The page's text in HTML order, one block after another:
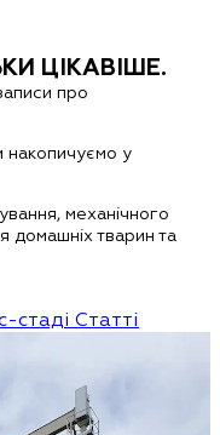
ЦІКАВІШЕ.
про
накопичуємо у
механічного
домашніх тварин та
стаді Статті